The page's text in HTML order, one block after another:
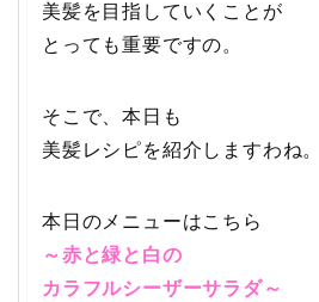
美髪を目指していくことが
とっても重要ですの。
そこで、本日も
美髪レシピを紹介しますわね。
本日のメニューはこちら
～赤と緑と白の
カラフルシーザーサラダ～